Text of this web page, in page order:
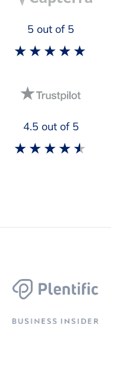
5 out of 5
4.5 out of 5